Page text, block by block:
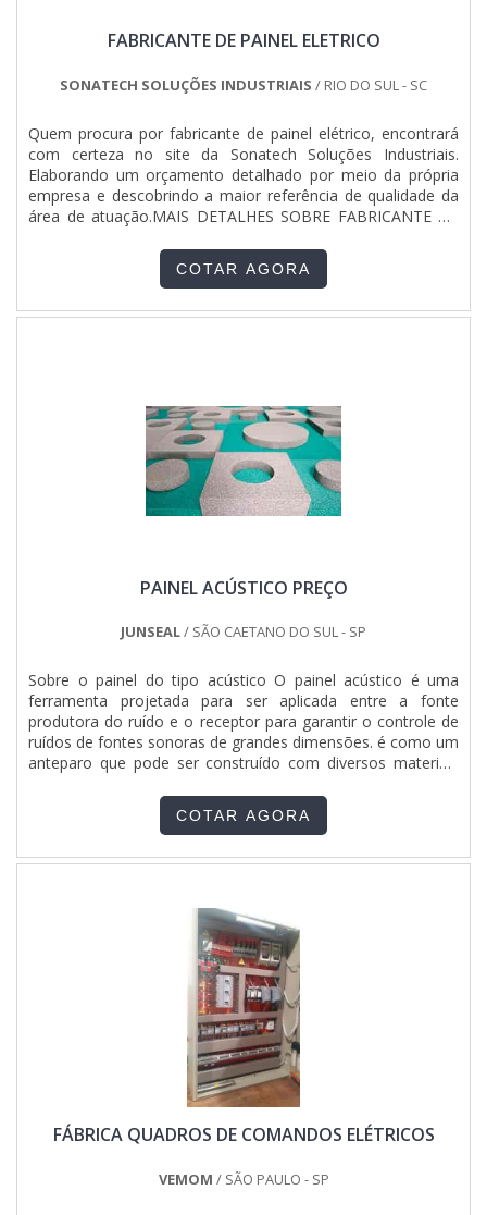
FABRICANTE DE PAINEL ELETRICO
SONATECH SOLUÇÕES INDUSTRIAIS / RIO DO SUL - SC
Quem procura por fabricante de painel elétrico, encontrará
com certeza no site da Sonatech Soluções Industriais.
Elaborando um orçamento detalhado por meio da própria
empresa e descobrindo a maior referência de qualidade da
área de atuação.MAIS DETALHES SOBRE FABRICANTE DE
painel elétrico responsável, descobre o site da Sonatech
Soluções Industriais. Empresa especializada em conserto de
oferecendo sempre a melhor opção para o cliente
mas de grande valia para saber a procedência e seriedade
da empresa.É importante lembrar que o produto deve
sempre ser adquirido com empresas especializadas no
segmento. Esse tipo de cuidado ajuda a garantir a qualidade
e durabilidade dos materiais, além de evitar prejuízos com
substituições frequentes de produtos que não cumprem
destaque quando pensamos em uma empresa que entrega
são: Equipe multidisciplinar de consultores associados;
Pagamento acessível; Consultoria para elaboração de
projetos elétricos de máquinas e equipamentos industriais;
Matéria-prima de excelente qualidade; Equipamentos de
última geração. A EMPRESA ESPECIALISTA DO
SEGMENTOApenas na Sonatech Soluções Industriais
existem as melhores variedades no segmento quando o
assunto for fabricante de painel elétrico. São diversas
opções de itens oferecidos, como conserto de ponte rolante
e equipamentos para elevação de cargas.É uma empresa
responsável e comprometida com seus serviços, conquistas
atividades e matéria-prima de excelente qualidade. Tudo
isso, somado a uma equipe multidisciplinar de consultores
associados e colaboradores eficientes, garante a melhor
experiência para os clientes com qualidade.
COTAR AGORA
PAINEL ACÚSTICO PREÇO
JUNSEAL/ SÃO CAETANO DO SUL - SP
Sobre o painel do tipo acústico O painel acústico é uma
ferramenta projetada para ser aplicada entre a fonte
produtora do ruído e o receptor para garantir o controle de
ruídos de fontes sonoras de grandes dimensões. é como um
anteparo que pode ser construído com diversos materiais
características do local da instalação. O painel com a função
acústica, é também, utilizado em recintos industri....
COTAR AGORA
FÁBRICA QUADROS DE COMANDOS ELÉTRICOS
VEMOM / SÃO PAULO - SP